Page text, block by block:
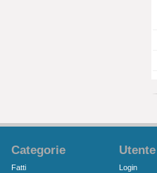
Categorie
Fatti
Utente
Login